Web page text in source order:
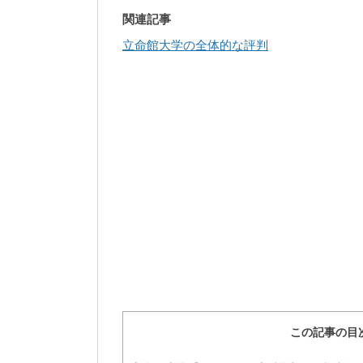
関連記事
立命館大学の全体的な評判
この記事の目